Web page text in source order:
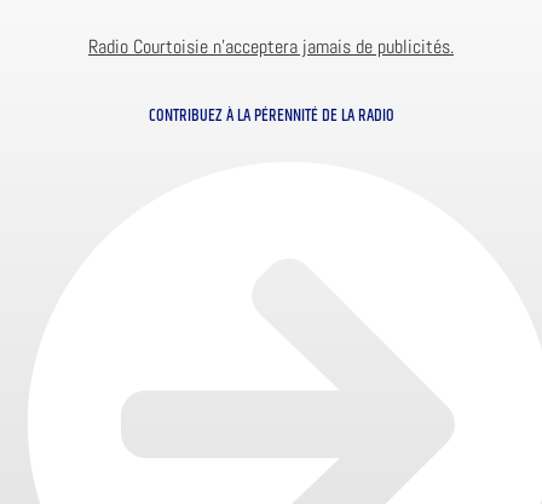
Radio Courtoisie n’acceptera jamais de publicités.
CONTRIBUEZ À LA PÉRENNITÉ DE LA RADIO